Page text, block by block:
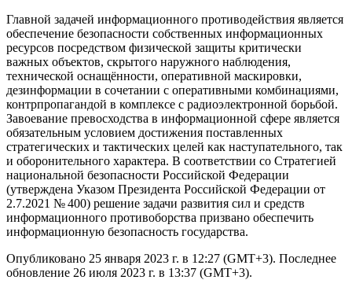
Главной задачей информационного противодействия является
обеспечение безопасности собственных информационных
ресурсов посредством физической защиты критически
важных объектов, скрытого наружного наблюдения,
технической оснащённости, оперативной маскировки,
дезинформации в сочетании с оперативными комбинациями,
контрпропагандой в комплексе с радиоэлектронной борьбой.
Завоевание превосходства в информационной сфере является
обязательным условием достижения поставленных
стратегических и тактических целей как наступательного, так
и оборонительного характера. В соответствии со Стратегией
национальной безопасности Российской Федерации
(утверждена Указом Президента Российской Федерации от
2.7.2021 № 400) решение задачи развития сил и средств
информационного противоборства призвано обеспечить
информационную безопасность государства.
Опубликовано 25 января 2023 г. в 12:27 (GMT+3). Последнее
обновление 26 июля 2023 г. в 13:37 (GMT+3).